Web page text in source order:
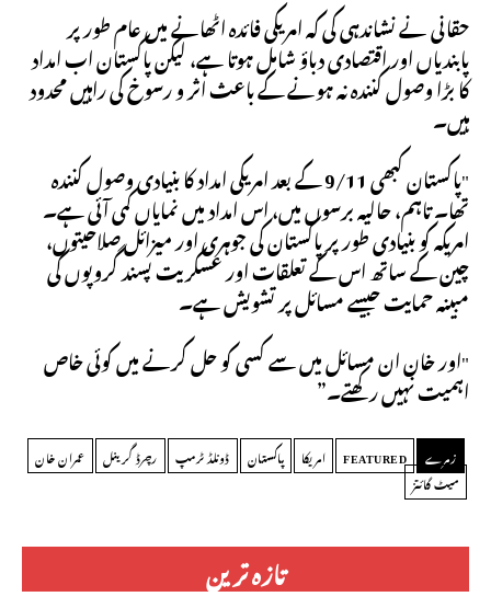
تازہ ترین
حقانی نے نشاندہی کی کہ امریکی فائدہ اٹھانے میں عام طور پر
پابندیاں اور اقتصادی دباؤ شامل ہوتا ہے، لیکن پاکستان اب امداد
کا بڑا وصول کنندہ نہ ہونے کے باعث اثر و رسوخ کی راہیں محدود
ہیں۔
"پاکستان کبھی 9/11 کے بعد امریکی امداد کا بنیادی وصول کنندہ
تھا۔ تاہم، حالیہ برسوں میں، اس امداد میں نمایاں کمی آئی ہے۔
امریکہ کو بنیادی طور پر پاکستان کی جوہری اور میزائل صلاحیتوں،
چین کے ساتھ اس کے تعلقات اور عسکریت پسند گروپوں کی
مبینہ حمایت جیسے مسائل پر تشویش ہے۔
"اور خان ان مسائل میں سے کسی کو حل کرنے میں کوئی خاص
اہمیت نہیں رکھتے۔”
زمرے FEATURED امریکا پاکستان ڈونلڈ ٹرمپ رچرڈ گرینل
عمران خان
میٹ گائتز